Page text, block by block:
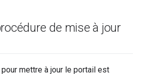
de mise à jour
mettre à jour le portail est